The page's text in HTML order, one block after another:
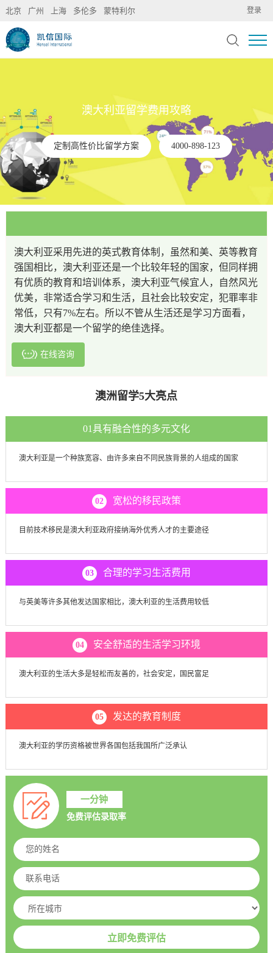
北京 广州 上海 多伦多 蒙特利尔 登录
澳大利亚留学费用攻略
定制高性价比留学方案 4000-898-123
澳大利亚采用先进的英式教育体制，虽然和美、英等教育
强国相比，澳大利亚还是一个比较年轻的国家，但同样拥
有优质的教育和培训体系，澳大利亚气候宜人，自然风光
优美，非常适合学习和生活，且社会比较安定，犯罪率非
常低，只有7%左右。所以不管从生活还是学习方面看，
澳大利亚都是一个留学的绝佳选择。
在线咨询
澳洲留学5大亮点
01具有融合性的多元文化
澳大利亚是一个种族宽容、由许多来自不同民族背景的人组成的国家
02 宽松的移民政策
目前技术移民是澳大利亚政府接纳海外优秀人才的主要途径
03 合理的学习生活费用
与英美等许多其他发达国家相比，澳大利亚的生活费用较低
04 安全舒适的生活学习环境
澳大利亚的生活大多是轻松而友善的，社会安定，国民富足
05 发达的教育制度
澳大利亚的学历资格被世界各国包括我国所广泛承认
一分钟
免费评估录取率